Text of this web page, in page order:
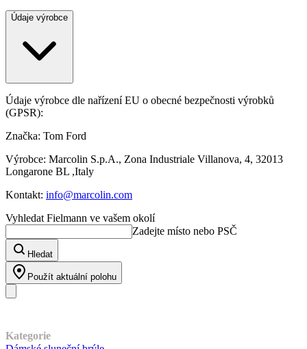
Údaje výrobce
Údaje výrobce dle nařízení EU o obecné bezpečnosti výrobků
(GPSR):
Značka: Tom Ford
Výrobce: Marcolin S.p.A., Zona Industriale Villanova, 4, 32013
Longarone BL ,Italy
Kontakt: info@marcolin.com
Vyhledat Fielmann ve vašem okolí
Zadejte místo nebo PSČ
Hledat
Použít aktuální polohu
Kategorie